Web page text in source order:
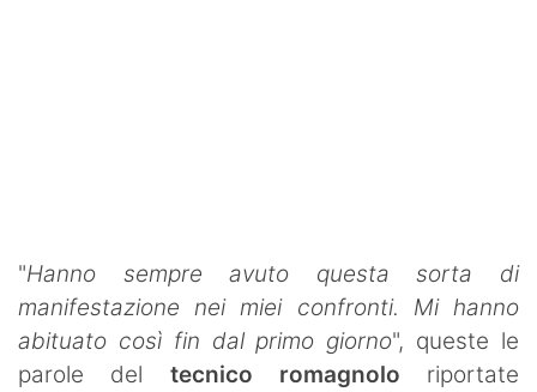
"Hanno sempre avuto questa sorta di
manifestazione nei miei confronti. Mi hanno
abituato così fin dal primo giorno", queste le
parole del tecnico romagnolo riportate